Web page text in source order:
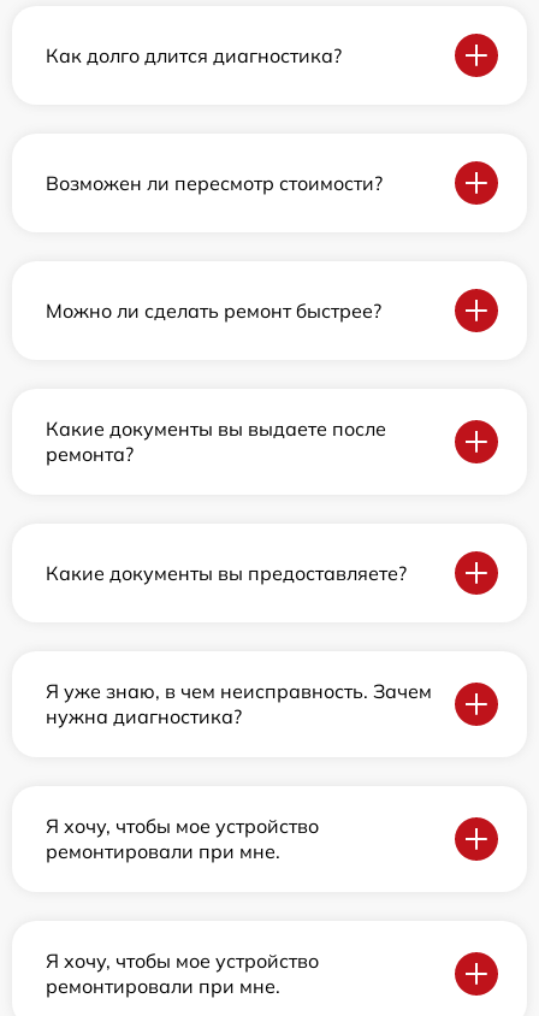
Как долго длится диагностика?
Возможен ли пересмотр стоимости?
Можно ли сделать ремонт быстрее?
Какие документы вы выдаете после
ремонта?
Какие документы вы предоставляете?
Я уже знаю, в чем неисправность. Зачем
нужна диагностика?
Я хочу, чтобы мое устройство
ремонтировали при мне.
Я хочу, чтобы мое устройство
ремонтировали при мне.